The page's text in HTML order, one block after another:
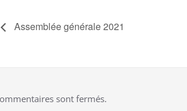
Assemblée générale 2021
sont fermés.